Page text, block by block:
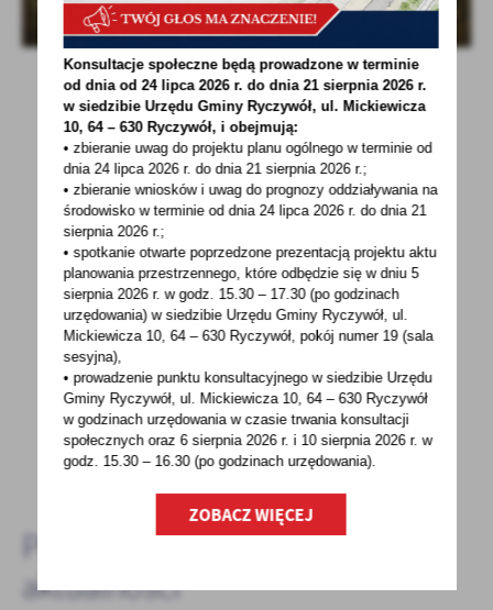
POWRÓT UDOSTĘPNIJ
POPRZEDNI NASTĘPNY
Spodobała Ci się informacja? Zostaw nam swoją opinię
- to dla Ciebie staramy się być najlepsi, a Twoje zdanie
bardzo nam w tym pomoże!
DODAJ KOMENTARZ
Pozostałe
aktualności
Konsultacje społeczne będą prowadzone w terminie
od dnia od 24 lipca 2026 r. do dnia 21 sierpnia 2026 r.
w siedzibie Urzędu Gminy Ryczywół, ul. Mickiewicza
10, 64 – 630 Ryczywół, i obejmują:
• zbieranie uwag do projektu planu ogólnego w terminie od
dnia 24 lipca 2026 r. do dnia 21 sierpnia 2026 r.;
• zbieranie wniosków i uwag do prognozy oddziaływania na
środowisko w terminie od dnia 24 lipca 2026 r. do dnia 21
sierpnia 2026 r.;
• spotkanie otwarte poprzedzone prezentacją projektu aktu
planowania przestrzennego, które odbędzie się w dniu 5
sierpnia 2026 r.w godz. 15.30 – 17.30 (po godzinach
urzędowania) w siedzibie Urzędu Gminy Ryczywół, ul.
Mickiewicza 10, 64 – 630 Ryczywół, pokójnumer 19 (sala
sesyjna),
• prowadzenie punktu konsultacyjnego w siedzibie Urzędu
Gminy Ryczywół, ul. Mickiewicza 10, 64 – 630 Ryczywół
w godzinachurzędowania w czasie trwania konsultacji
społecznych oraz 6 sierpnia 2026 r. i 10 sierpnia 2026 r. w
godz. 15.30 – 16.30 (po godzinachurzędowania).
ZOBACZ WIĘCEJ